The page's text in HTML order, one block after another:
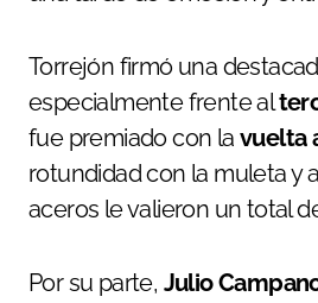
Torrejón firmó una
especialmente frente al
fue premiado con la vuelta
rotundidad con la muleta y
aceros le valieron un total
Por su parte, Julio